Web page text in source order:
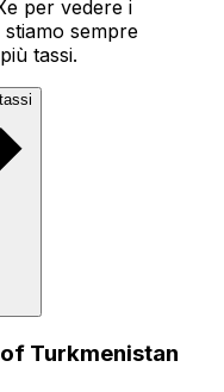
per vedere i
sempre
tassi.
Turkmenistan